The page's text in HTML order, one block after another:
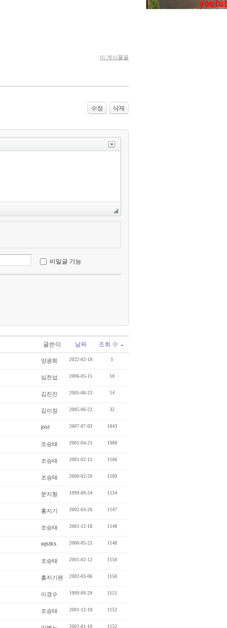
이 게시물을
수정 삭제
비밀글 기능
글쓴이 날짜 조회 수
양광희 2022-02-18 5
심천섭 2006-05-15 10
김진진 2005-06-23 14
김이정 2005-06-22 32
jost 2007-07-03 1043
조승태 2001-04-21 1088
조승태 2001-02-15 1106
조승태 2000-02-20 1109
문지형 1999-09-24 1134
홈지기 2002-03-26 1147
조승태 2001-12-18 1148
wjstks 2000-05-23 1148
조승태 2001-02-12 1150
홈지기팬 2002-03-06 1150
이경수 1999-09-29 1151
조승태 2001-12-18 1152
2002-01-10 1152